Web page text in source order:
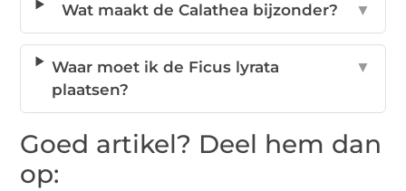
Wat maakt de Calathea bijzonder? ▼
Waar moet ik de Ficus lyrata
plaatsen?
▼
Goed artikel? Deel hem dan
op: